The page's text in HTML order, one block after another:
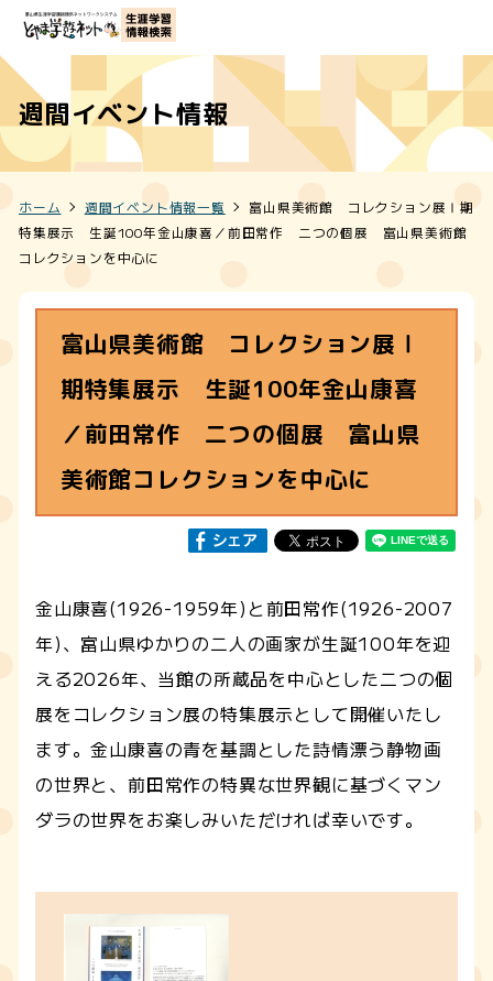
週間イベント情報
ホーム 週間イベント情報一覧
富山県美術館 コレクション展Ⅰ期
特集展示 生誕100年金山康喜／前田常作 二つの個展 富山県美術館
コレクションを中心に
富山県美術館 コレクション展Ⅰ
期特集展示 生誕100年金山康喜
／前田常作 二つの個展 富山県
美術館コレクションを中心に
金山康喜(1926-1959年)と前田常作(1926-2007
年)、富山県ゆかりの二人の画家が生誕100年を迎
える2026年、当館の所蔵品を中心とした二つの個
展をコレクション展の特集展示として開催いたし
ます。金山康喜の青を基調とした詩情漂う静物画
の世界と、前田常作の特異な世界観に基づくマン
ダラの世界をお楽しみいただければ幸いです。